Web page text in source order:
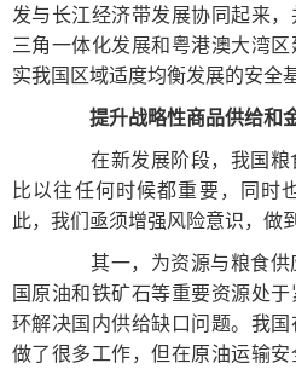
发与长江经济带发展协同起来
三角一体化发展和粤港澳大湾
实我国区域适度均衡发展的安全
提升战略性商品供给和
在新发展阶段，我国粮
比以往任何时候都重要，同时
此，我们亟须增强风险意识，做
其一，为资源与粮食供
国原油和铁矿石等重要资源处
环解决国内供给缺口问题。我
做了很多工作，但在原油运输